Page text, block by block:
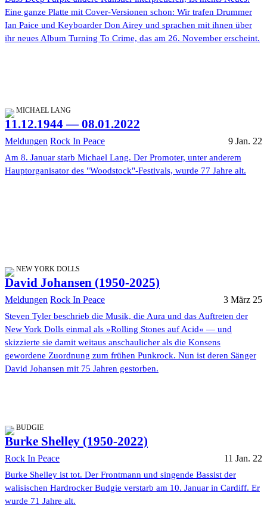
Eine ganze Platte mit Cover-Versionen schon: Wir trafen Drummer
Ian Paice und Keyboarder Don Airey und sprachen mit ihnen über
ihr neues Album Turning To Crime, das am 26. November erscheint.
MICHAEL LANG
11.12.1944 — 08.01.2022
Meldungen Rock In Peace 9 Jan. 22
Am 8. Januar starb Michael Lang. Der Promoter, unter anderem
Hauptorganisator des "Woodstock"-Festivals, wurde 77 Jahre alt.
NEW YORK DOLLS
David Johansen (1950-2025)
Meldungen Rock In Peace 3 März 25
Steven Tyler beschrieb die Musik, die Aura und das Auftreten der
New York Dolls einmal als »Rolling Stones auf Acid« — und
skizzierte sie damit weitaus anschaulicher als die Konsens
gewordene Zuordnung zum frühen Punkrock. Nun ist deren Sänger
David Johansen mit 75 Jahren gestorben.
BUDGIE
Burke Shelley (1950-2022)
Rock In Peace 11 Jan. 22
Burke Shelley ist tot. Der Frontmann und singende Bassist der
walisischen Hardrocker Budgie verstarb am 10. Januar in Cardiff. Er
wurde 71 Jahre alt.